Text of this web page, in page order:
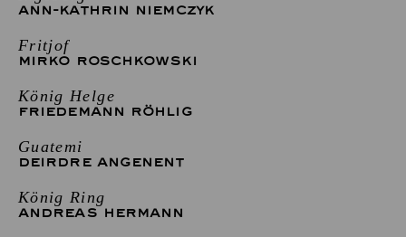
ANN-KATHRIN NIEMCZYK
Fritjof
MIRKO ROSCHKOWSKI
König Helge
FRIEDEMANN RÖHLIG
Guatemi
DEIRDRE ANGENENT
König Ring
ANDREAS HERMANN